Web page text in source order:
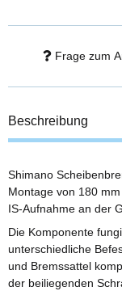
Frage zum
Beschreibung
Shimano
Montage von 180
IS-Aufnahme an der
Die Komponente
unterschiedliche
und Bremssattel
der beiliegenden